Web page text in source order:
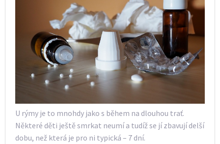
U rýmy je to mnohdy jako s během na dlouhou trať.
Některé děti ještě smrkat neumí a tudíž se jí zbavují delší
dobu, než která je pro ni typická – 7 dní.